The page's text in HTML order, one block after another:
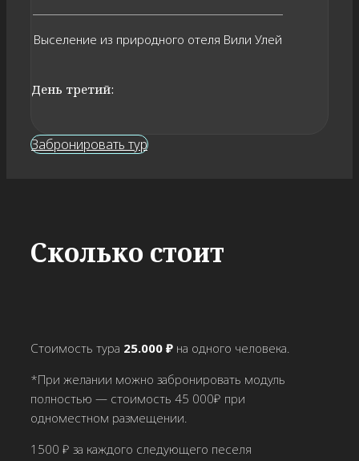
Выселение из природного отеля Вили Улей
День третий:
Забронировать тур
Сколько стоит
Стоимость тура 25.000 ₽ на одного человека.
*При желании можно забронировать модуль
полностью — стоимость 45 000₽ при
одноместном размещении.
1500 ₽ за каждого следующего песеля